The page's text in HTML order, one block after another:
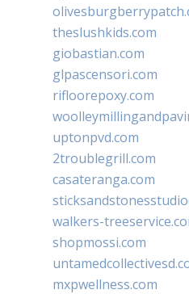
theslushkids.com
giobastian.com
glpascensori.com
rifloorepoxy.com
uptonpvd.com
2troublegrill.com
casateranga.com
walkers-
shopmossi.com
mxpwellness.com